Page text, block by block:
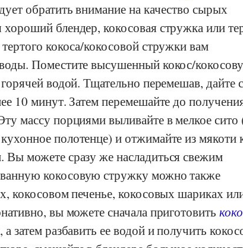
обратить внимание на качество сырых
блендер, кокосовая стружка или
кокоса/кокосовой стружки вам
Поместите высушенный кокос/
водой. Тщательно перемешав, дайте
10 минут. Затем перемешайте до
массу порциями выливайте в мелкое сито
полотенце) и отжимайте из мякоти
можете сразу же насладиться свежим
кокосовую стружку можно также
кокосовом печенье, кокосовых шариках
вы можете сначала приготовить
затем разбавить ее водой и получить